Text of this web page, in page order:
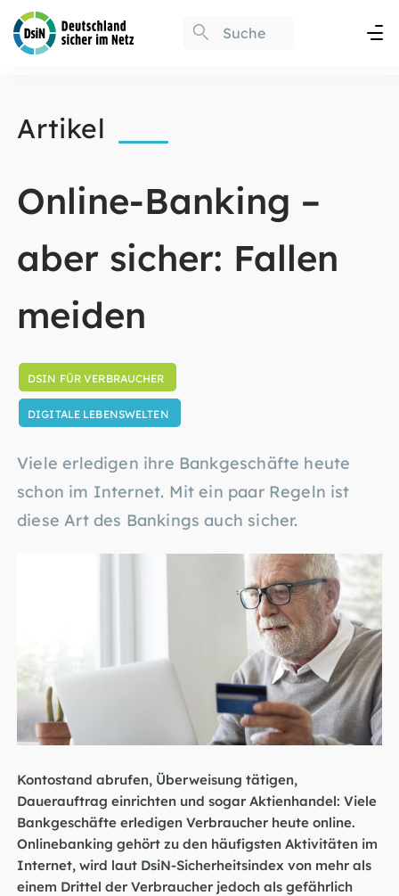
Artikel
Online-Banking –
aber sicher: Fallen
meiden
DSIN FÜR VERBRAUCHER
DIGITALE LEBENSWELTEN
Viele erledigen ihre Bankgeschäfte heute
schon im Internet. Mit ein paar Regeln ist
diese Art des Bankings auch sicher.
Kontostand abrufen, Überweisung tätigen,
Dauerauftrag einrichten und sogar Aktienhandel: Viele
Bankgeschäfte erledigen Verbraucher heute online.
Onlinebanking gehört zu den häufigsten Aktivitäten im
Internet, wird laut DsiN-Sicherheitsindex von mehr als
einem Drittel der Verbraucher jedoch als gefährlich